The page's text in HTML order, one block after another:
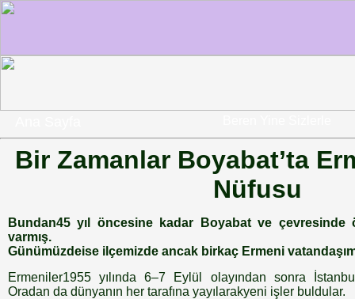
Bir Zamanlar Boyabat’ta
Nüfusu
Bundan45 yıl öncesine kadar Boyabat ve çevresinde
varmış.
Günümüzdeise ilçemizde ancak birkaç Ermeni
Ermeniler1955 yılında 6–7 Eylül olayından sonra
Oradan da dünyanın her tarafına yayılarakyeni işler buldular.